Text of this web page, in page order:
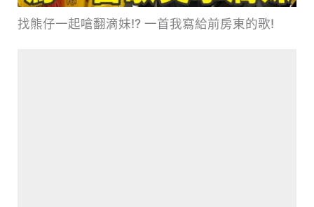
找熊仔一起嗆翻滴妹!? 一首我寫給前房東的歌!